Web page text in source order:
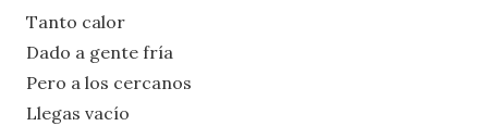
Tanto calor
Dado a gente fría
Pero a los cercanos
Llegas vacío